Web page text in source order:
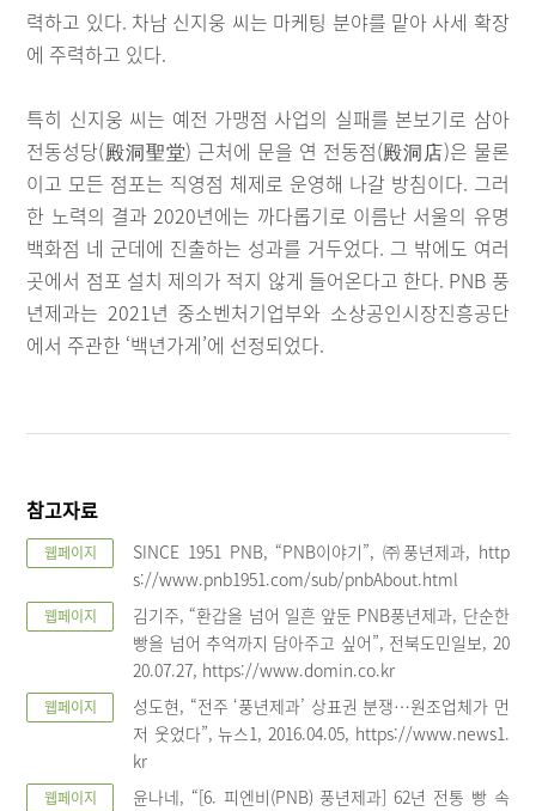
력하고 있다. 차남 신지웅 씨는 마케팅 분야를 맡아 사세 확장
에 주력하고 있다.
특히 신지웅 씨는 예전 가맹점 사업의 실패를 본보기로 삼아
전동성당(殿洞聖堂) 근처에 문을 연 전동점(殿洞店)은 물론
이고 모든 점포는 직영점 체제로 운영해 나갈 방침이다. 그러
한 노력의 결과 2020년에는 까다롭기로 이름난 서울의 유명
백화점 네 군데에 진출하는 성과를 거두었다. 그 밖에도 여러
곳에서 점포 설치 제의가 적지 않게 들어온다고 한다. PNB 풍
년제과는 2021년 중소벤처기업부와 소상공인시장진흥공단
에서 주관한 ‘백년가게’에 선정되었다.
참고자료
웹페이지
SINCE 1951 PNB, “PNB이야기”, ㈜풍년제과, http
s://www.pnb1951.com/sub/pnbAbout.html
웹페이지
김기주, “환갑을 넘어 일흔 앞둔 PNB풍년제과, 단순한
빵을 넘어 추억까지 담아주고 싶어”, 전북도민일보, 20
20.07.27, https://www.domin.co.kr
웹페이지
성도현, “전주 ‘풍년제과’ 상표권 분쟁…원조업체가 먼
저 웃었다”, 뉴스1, 2016.04.05, https://www.news1.
kr
웹페이지
윤나네, “[6. 피엔비(PNB) 풍년제과] 62년 전통 빵 속